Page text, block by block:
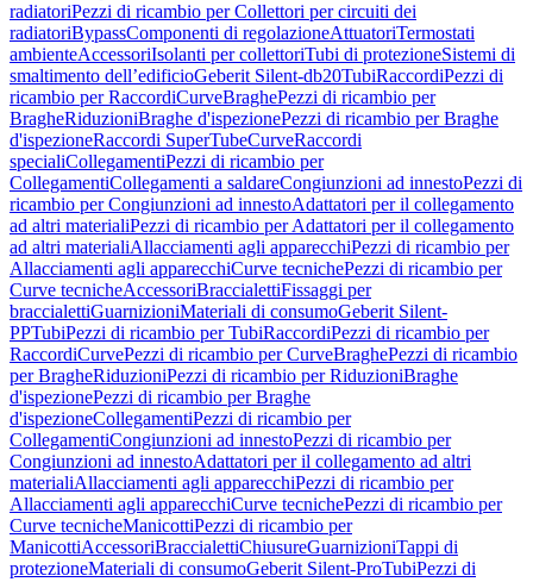
radiatoriPezzi di ricambio per Collettori per circuiti dei
radiatoriBypassComponenti di regolazioneAttuatoriTermostati
ambienteAccessoriIsolanti per collettoriTubi di protezioneSistemi di
smaltimento dell’edificioGeberit Silent-db20TubiRaccordiPezzi di
ricambio per RaccordiCurveBraghePezzi di ricambio per
BragheRiduzioniBraghe d'ispezionePezzi di ricambio per Braghe
d'ispezioneRaccordi SuperTubeCurveRaccordi
specialiCollegamentiPezzi di ricambio per
CollegamentiCollegamenti a saldareCongiunzioni ad innestoPezzi di
ricambio per Congiunzioni ad innestoAdattatori per il collegamento
ad altri materialiPezzi di ricambio per Adattatori per il collegamento
ad altri materialiAllacciamenti agli apparecchiPezzi di ricambio per
Allacciamenti agli apparecchiCurve tecnichePezzi di ricambio per
Curve tecnicheAccessoriBraccialettiFissaggi per
braccialettiGuarnizioniMateriali di consumoGeberit Silent-
PPTubiPezzi di ricambio per TubiRaccordiPezzi di ricambio per
RaccordiCurvePezzi di ricambio per CurveBraghePezzi di ricambio
per BragheRiduzioniPezzi di ricambio per RiduzioniBraghe
d'ispezionePezzi di ricambio per Braghe
d'ispezioneCollegamentiPezzi di ricambio per
CollegamentiCongiunzioni ad innestoPezzi di ricambio per
Congiunzioni ad innestoAdattatori per il collegamento ad altri
materialiAllacciamenti agli apparecchiPezzi di ricambio per
Allacciamenti agli apparecchiCurve tecnichePezzi di ricambio per
Curve tecnicheManicottiPezzi di ricambio per
ManicottiAccessoriBraccialettiChiusureGuarnizioniTappi di
protezioneMateriali di consumoGeberit Silent-ProTubiPezzi di